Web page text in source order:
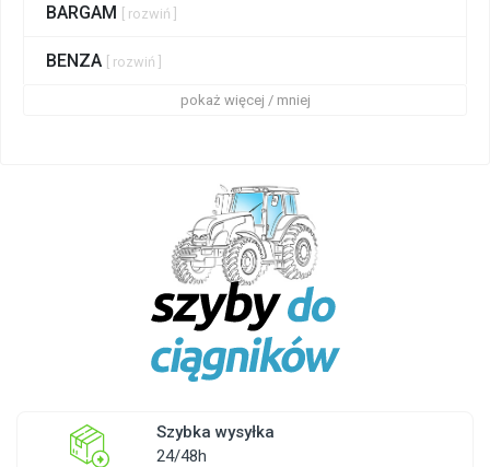
BARGAM [ rozwiń ]
BENZA [ rozwiń ]
pokaż więcej / mniej
Szybka wysyłka
24/48h